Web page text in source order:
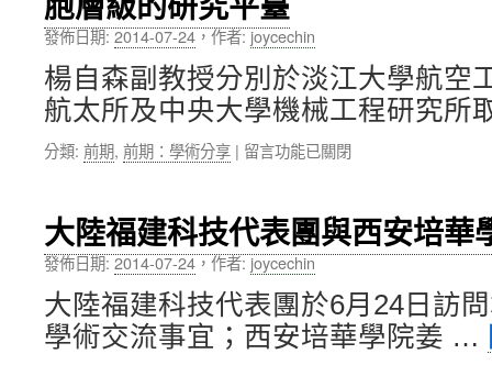
理
研
討
會」〉
中
揚，
第
1
屆
教
傑
得
主
誕
生〉
中
領
導
學
院」
正
式
成
力
培
育
部
管
理
發佈日期:2014-07-24，作者: joycechin
楊自森副教授分別於淡江大學航空
航太所及中央大學機械工程研究
分類: 前期, 前期：學術分享 | 在
森
副
教
學
術
分
享：
留言功能已關閉
大陸福建科技代表團與西安培華
發佈日期:2014-07-24，作者: joycechin
大陸福建科技代表團於6月24日訪
學術交流事宜；西安培華學院姜 …